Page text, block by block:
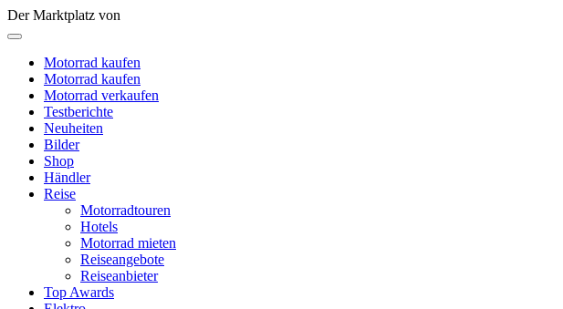
Der Marktplatz von
Motorrad kaufen
Motorrad kaufen
Motorrad verkaufen
Testberichte
Neuheiten
Bilder
Shop
Händler
Reise
Motorradtouren
Hotels
Motorrad mieten
Reiseangebote
Reiseanbieter
Top Awards